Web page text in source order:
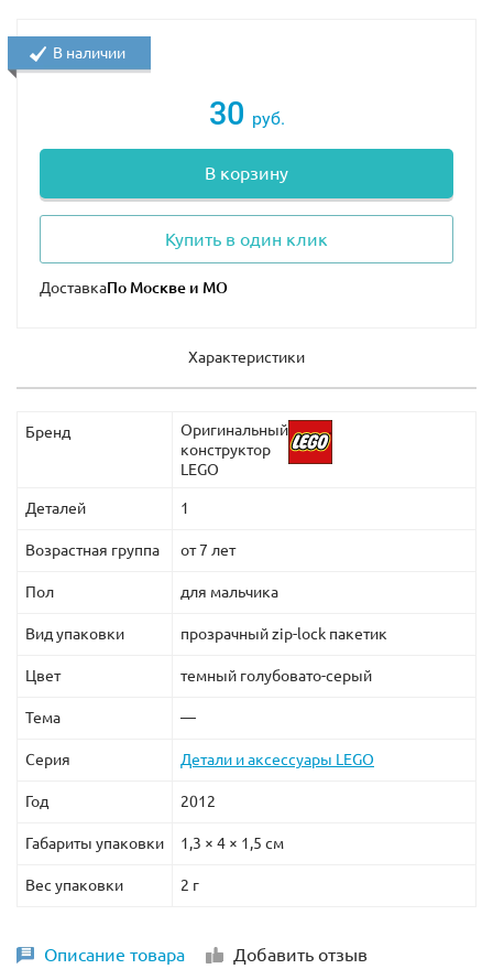
30 руб.
В корзину
Купить в один клик
Доставка
В наличии
Характеристики
Бренд
Оригинальный
конструктор
LEGO
Деталей 1
Возрастная группа от 7 лет
Пол для мальчика
Вид упаковки прозрачный zip-lock пакетик
Цвет темный голубовато-серый
Тема —
Серия Детали и аксессуары LEGO
Год 2012
Габариты упаковки 1,3 × 4 × 1,5 см
Вес упаковки 2 г
Описание товара Добавить отзыв